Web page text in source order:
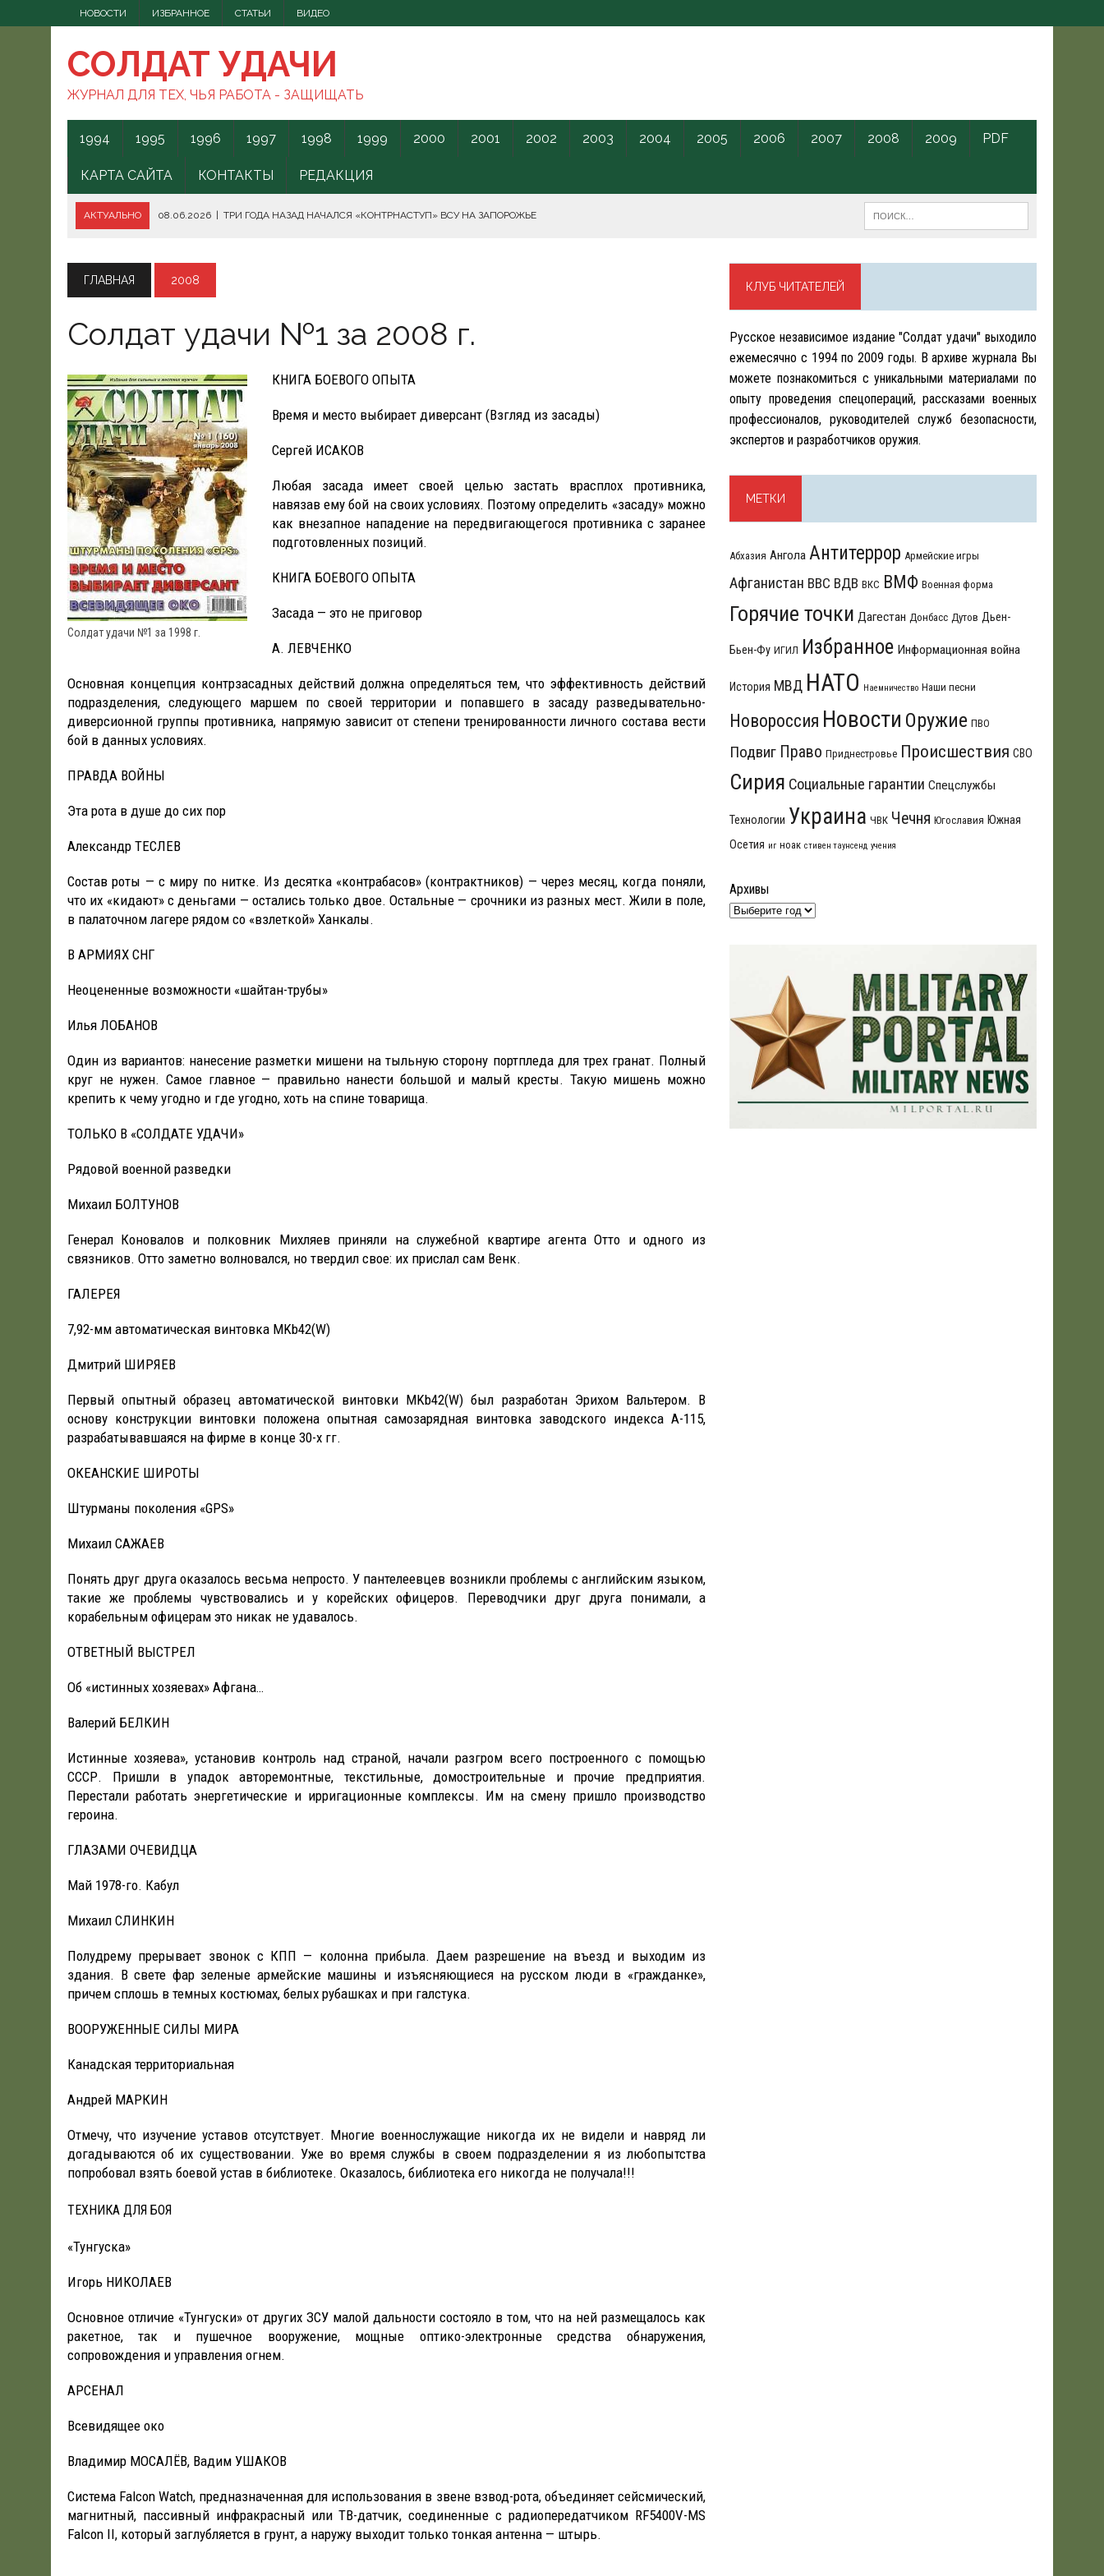
НОВОСТИ ИЗБРАННОЕ СТАТЬИ ВИДЕО
СОЛДАТ УДАЧИ
ЖУРНАЛ ДЛЯ ТЕХ, ЧЬЯ РАБОТА - ЗАЩИЩАТЬ
1994 1995 1996 1997 1998 1999 2000 2001 2002 2003 2004 2005 2006 2007 2008 2009 PDF
КАРТА САЙТА КОНТАКТЫ РЕДАКЦИЯ
АКТУАЛЬНО 08.06.2026 ТРИ ГОДА НАЗАД НАЧАЛСЯ «КОНТРНАСТУП» ВСУ НА ЗАПОРОЖЬЕ
07.06.2026 | БОРЬБА С НАШИМИ МОГАМИ. ЧТО ДЕЛАТЬ?
07.06.2026 ВЫЯСНИЛОСЬ, ОТКУДА ВСУ ЗАПУСКАЛИ БЕСПИЛОТНИКИ В ЛЕНОБЛАСТЬ НАКАНУНЕ ОТКРЫТИЯ ПМЭФ.
07.06.2026 | В КЕНИИ ВСПЫХНУЛИ ПРОТЕСТЫ ПРОТИВ СЕКРЕТНОГО КАРАНТИННОГО ЦЕНТРА США.
19.06.2026 | WSJ: ПЕНТАГОНУ НУЖНО $80 МЛРД ДЛЯ ПОКРЫТИЯ РАСХОДОВ НА КОНФЛИКТ С ИРАНОМ
ГЛАВНАЯ 2008
Солдат удачи №1 за 2008 г.
Солдат удачи №1 за 1998 г.
КНИГА БОЕВОГО ОПЫТА
Время и место выбирает диверсант (Взгляд из засады)
Сергей ИСАКОВ
Любая засада имеет своей целью застать врасплох противника,
навязав ему бой на своих условиях. Поэтому определить «засаду» можно
как внезапное нападение на передвигающегося противника с заранее
подготовленных позиций.
КНИГА БОЕВОГО ОПЫТА
Засада — это не приговор
А. ЛЕВЧЕНКО
Основная концепция контрзасадных действий должна определяться тем, что эффективность действий
подразделения, следующего маршем по своей территории и попавшего в засаду разведывательно-
диверсионной группы противника, напрямую зависит от степени тренированности личного состава вести
бой в данных условиях.
ПРАВДА ВОЙНЫ
Эта рота в душе до сих пор
Александр ТЕСЛЕВ
Состав роты — с миру по нитке. Из десятка «контрабасов» (контрактников) — через месяц, когда поняли,
что их «кидают» с деньгами — остались только двое. Остальные — срочники из разных мест. Жили в поле,
в палаточном лагере рядом со «взлеткой» Ханкалы.
В АРМИЯХ СНГ
Неоцененные возможности «шайтан-трубы»
Илья ЛОБАНОВ
Один из вариантов: нанесение разметки мишени на тыльную сторону портпледа для трех гранат. Полный
круг не нужен. Самое главное — правильно нанести большой и малый кресты. Такую мишень можно
крепить к чему угодно и где угодно, хоть на спине товарища.
ТОЛЬКО В «СОЛДАТЕ УДАЧИ»
Рядовой военной разведки
Михаил БОЛТУНОВ
Генерал Коновалов и полковник Михляев приняли на служебной квартире агента Отто и одного из
связников. Отто заметно волновался, но твердил свое: их прислал сам Венк.
ГАЛЕРЕЯ
7,92-мм автоматическая винтовка MKb42(W)
Дмитрий ШИРЯЕВ
Первый опытный образец автоматической винтовки MKb42(W) был разработан Эрихом Вальтером. В
основу конструкции винтовки положена опытная самозарядная винтовка заводского индекса А-115,
разрабатывавшаяся на фирме в конце 30-х гг.
ОКЕАНСКИЕ ШИРОТЫ
Штурманы поколения «GPS»
Михаил САЖАЕВ
Понять друг друга оказалось весьма непросто. У пантелеевцев возникли проблемы с английским языком,
такие же проблемы чувствовались и у корейских офицеров. Переводчики друг друга понимали, а
корабельным офицерам это никак не удавалось.
ОТВЕТНЫЙ ВЫСТРЕЛ
Об «истинных хозяевах» Афгана…
Валерий БЕЛКИН
Истинные хозяева», установив контроль над страной, начали разгром всего построенного с помощью
СССР. Пришли в упадок авторемонтные, текстильные, домостроительные и прочие предприятия.
Перестали работать энергетические и ирригационные комплексы. Им на смену пришло производство
героина.
ГЛАЗАМИ ОЧЕВИДЦА
Май 1978-го. Кабул
Михаил СЛИНКИН
Полудрему прерывает звонок с КПП — колонна прибыла. Даем разрешение на въезд и выходим из
здания. В свете фар зеленые армейские машины и изъясняющиеся на русском люди в «гражданке»,
причем сплошь в темных костюмах, белых рубашках и при галстука.
ВООРУЖЕННЫЕ СИЛЫ МИРА
Канадская территориальная
Андрей МАРКИН
Отмечу, что изучение уставов отсутствует. Многие военнослужащие никогда их не видели и навряд ли
догадываются об их существовании. Уже во время службы в своем подразделении я из любопытства
попробовал взять боевой устав в библиотеке. Оказалось, библиотека его никогда не получала!!!
ТЕХНИКА ДЛЯ БОЯ
«Тунгуска»
Игорь НИКОЛАЕВ
Основное отличие «Тунгуски» от других ЗСУ малой дальности состояло в том, что на ней размещалось как
ракетное, так и пушечное вооружение, мощные оптико-электронные средства обнаружения,
сопровождения и управления огнем.
АРСЕНАЛ
Всевидящее око
Владимир МОСАЛЁВ, Вадим УШАКОВ
Система Falcon Watсh, предназначенная для использования в звене взвод-рота, объединяет сейсмический,
магнитный, пассивный инфракрасный или ТВ-датчик, соединенные с радиопередатчиком RF5400V-MS
Falcon II, который заглубляется в грунт, а наружу выходит только тонкая антенна — штырь.
КЛУБ ЧИТАТЕЛЕЙ
Русское независимое издание "Солдат удачи" выходило
ежемесячно с 1994 по 2009 годы. В архиве журнала Вы
можете познакомиться с уникальными материалами по
опыту проведения спецопераций, рассказами военных
профессионалов, руководителей служб безопасности,
экспертов и разработчиков оружия.
МЕТКИ
Абхазия Ангола Антитеррор Армейские игры
Афганистан ВВС ВДВ ВКС ВМФ Военная форма
Горячие точки Дагестан Донбасс Дутов Дьен-
Бьен-Фу ИГИЛ Избранное Информационная война
История МВД НАТО Наемничество Наши песни
Новороссия Новости Оружие ПВО
Подвиг Право Приднестровье Происшествия СВО
Сирия Социальные гарантии Спецслужбы
Технологии Украина ЧВК Чечня Югославия Южная
Осетия иг ноак стивен таунсенд учения
Архивы